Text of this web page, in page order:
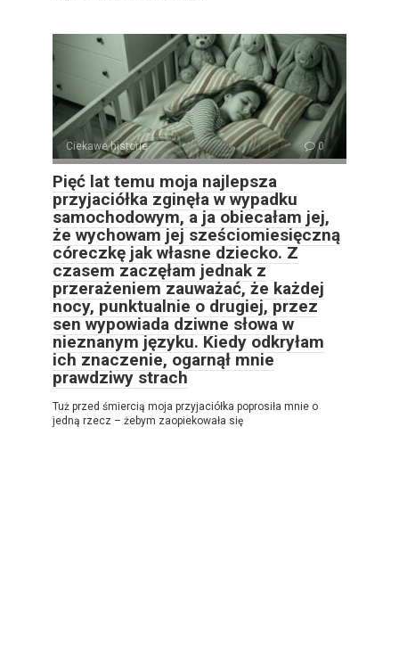
Ciekawe historie 0
Pięć lat temu moja najlepsza
przyjaciółka zginęła w wypadku
samochodowym, a ja obiecałam jej,
że wychowam jej sześciomiesięczną
córeczkę jak własne dziecko. Z
czasem zaczęłam jednak z
przerażeniem zauważać, że każdej
nocy, punktualnie o drugiej, przez
sen wypowiada dziwne słowa w
nieznanym języku. Kiedy odkryłam
ich znaczenie, ogarnął mnie
prawdziwy strach
Tuż przed śmiercią moja przyjaciółka poprosiła mnie o
jedną rzecz – żebym zaopiekowała się